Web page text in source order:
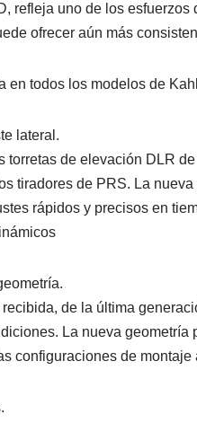
refleja uno de los
ofrecer aún más
en todos los modelos de
lateral.
torretas de elevación DLR
tiradores de PRS. La
rápidos y precisos en
de la última
La nueva
configuraciones de montaje